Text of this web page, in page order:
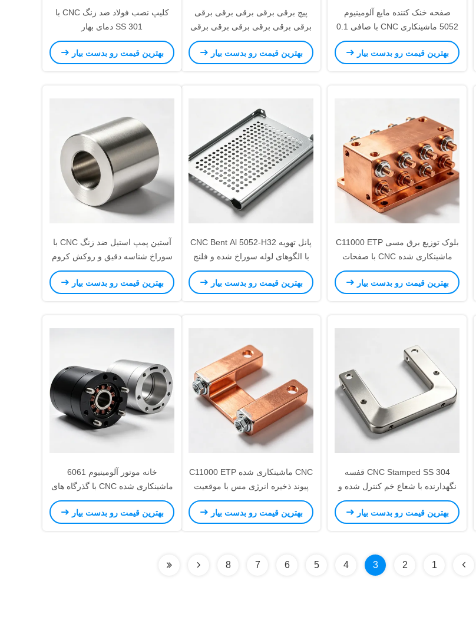
صفحه خنک کننده مایع آلومینیوم
5052 ماشینکاری CNC با صافی 0.1
میلی متر برای مدیریت حرارتی
BESS
بهترین قیمت رو بدست بیار
پیچ برقی برقی برقی برقی برقی
برقی برقی برقی برقی برقی برقی
برقی برقی برقی برقی برقی برقی
برقی برقی برقی برقی برقی برقی
بهترین قیمت رو بدست بیار
کلیپ نصب فولاد ضد زنگ CNC با
SS 301 دمای بهار
بهترین قیمت رو بدست بیار
بلوک توزیع برق مسی C11000 ETP
ماشینکاری شده CNC با صفحات
اتصال قلع اندود برای تابلوهای برق
بهترین قیمت رو بدست بیار
پانل تهویه CNC Bent Al 5052-H32
با الگوهای لوله سوراخ شده و فلنج
های دقیق برای محفظه های
الکترونیک
بهترین قیمت رو بدست بیار
آستین پمپ استیل ضد زنگ CNC با
سوراخ شناسه دقیق و روکش کروم
سخت برای مقاومت در برابر
خوردگی
بهترین قیمت رو بدست بیار
CNC Stamped SS 304 قفسه
نگهدارنده با شعاع خم کنترل شده و
الگوی سوراخ دقیق برای استفاده
صنعتی
بهترین قیمت رو بدست بیار
CNC ماشینکاری شده C11000 ETP
پیوند ذخیره انرژی مس با موقعیت
سوراخ دقیق برای 300A جریان
مداوم در BESS
بهترین قیمت رو بدست بیار
خانه موتور آلومینیوم 6061
ماشینکاری شده CNC با گذرگاه های
خنک کننده تنگ و دقت 0.02mm
Stator Bore
بهترین قیمت رو بدست بیار
1
2
3
4
5
6
7
8